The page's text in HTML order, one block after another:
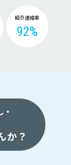
紹介達成率
92%
か？